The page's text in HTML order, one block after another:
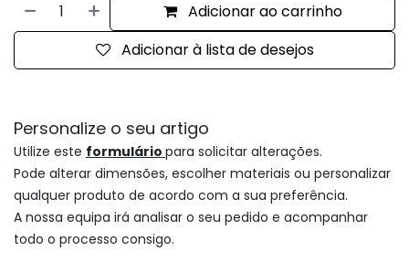
Adicionar ao carrinho
Adicionar à lista de desejos
Personalize o seu artigo
Utilize este formulário para solicitar alterações.
Pode alterar dimensões, escolher materiais ou personalizar
qualquer produto de acordo com a sua preferência.
A nossa equipa irá analisar o seu pedido e acompanhar
todo o processo consigo.